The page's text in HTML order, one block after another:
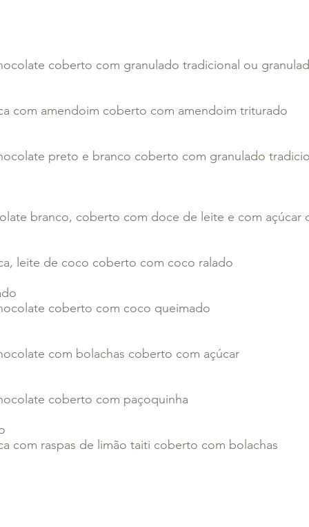
coberto com granulado tradicional ou
com amendoim coberto com amendoim triturado
preto e branco coberto com granulado
branco, coberto com doce de leite e com açúcar
leite de coco coberto com coco ralado
coberto com coco queimado
com bolachas coberto com açúcar
coberto com paçoquinha
com raspas de limão taiti coberto com bolachas